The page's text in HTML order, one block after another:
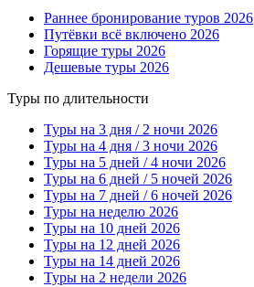
Раннее бронирование туров 2026
Путёвки всё включено 2026
Горящие туры 2026
Дешевые туры 2026
Туры по длительности
Туры на 3 дня / 2 ночи 2026
Туры на 4 дня / 3 ночи 2026
Туры на 5 дней / 4 ночи 2026
Туры на 6 дней / 5 ночей 2026
Туры на 7 дней / 6 ночей 2026
Туры на неделю 2026
Туры на 10 дней 2026
Туры на 12 дней 2026
Туры на 14 дней 2026
Туры на 2 недели 2026